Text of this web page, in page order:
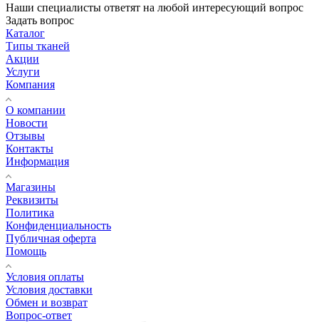
Наши специалисты ответят на любой интересующий вопрос
Задать вопрос
Каталог
Типы тканей
Акции
Услуги
Компания
О компании
Новости
Отзывы
Контакты
Информация
Магазины
Реквизиты
Политика
Конфиденциальность
Публичная оферта
Помощь
Условия оплаты
Условия доставки
Обмен и возврат
Вопрос-ответ